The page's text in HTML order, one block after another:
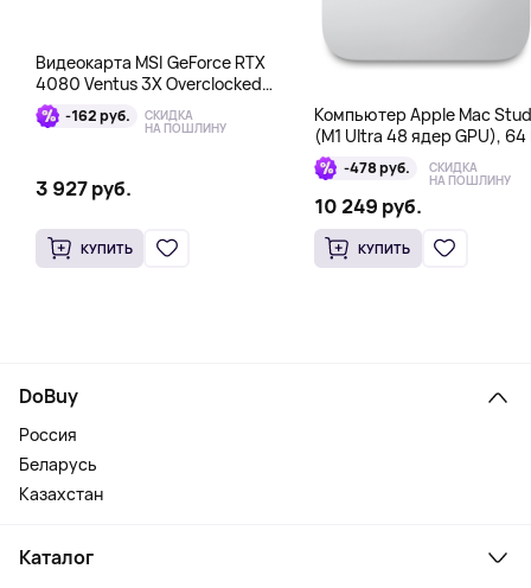
Видеокарта MSI GeForce RTX
4080 Ventus 3X Overclocked
16GB DDR6X
-162 руб. СКИДКА
НА ПОШЛИНУ
3 927 руб.
КУПИТЬ
Компьютер Apple Mac
(M1 Ultra 48 ядер GPU), 64
1 Тб -478 руб. СКИДКА
НА ПОШЛИНУ
10 249 руб.
КУПИТЬ
DoBuy
Россия
Беларусь
Казахстан
Каталог